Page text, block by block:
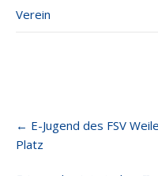
Verein
Post
navigation
← E-Jugend des FSV
Platz